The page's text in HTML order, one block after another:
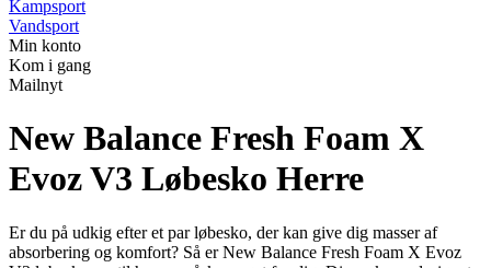
Kampsport
Vandsport
Min konto
Kom i gang
Mailnyt
New Balance Fresh Foam X
Evoz V3 Løbesko Herre
Er du på udkig efter et par løbesko, der kan give dig masser af
absorbering og komfort? Så er New Balance Fresh Foam X Evoz